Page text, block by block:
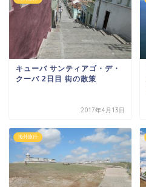
キューバ サンティアゴ・デ・
クーバ 2日目 街の散策
2017年4月13日
海外旅行